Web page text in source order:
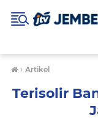
› Artikel
Terisolir